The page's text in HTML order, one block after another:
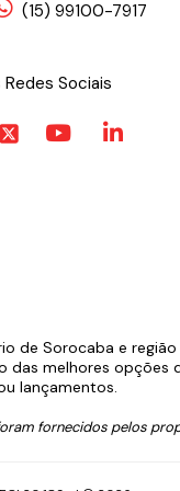
(15) 99100-7917
Sociais
de Sorocaba e
melhores opções
lançamentos.
fornecidos pelos